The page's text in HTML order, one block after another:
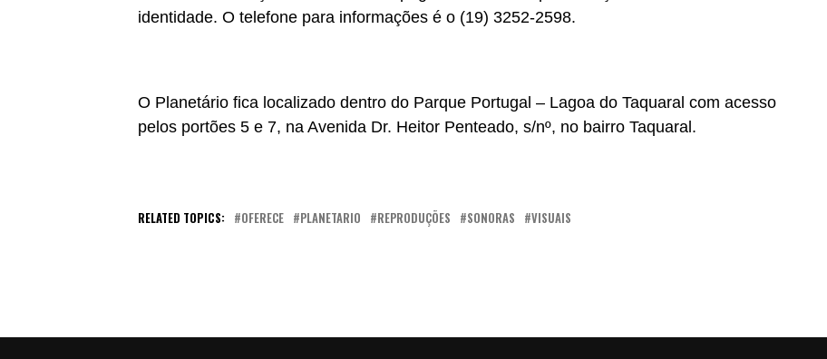
identidade. O telefone para informações é o (19) 3252-2598.
O Planetário fica localizado dentro do Parque Portugal – Lagoa do Taquaral com acesso
pelos portões 5 e 7, na Avenida Dr. Heitor Penteado, s/nº, no bairro Taquaral.
RELATED TOPICS: OFERECE PLANETARIO REPRODUÇÕES SONORAS VISUAIS